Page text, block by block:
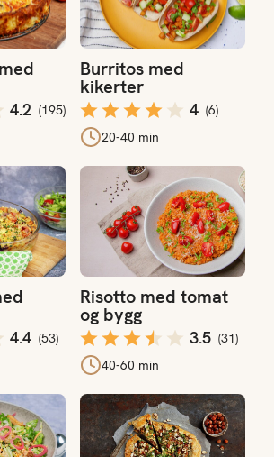
4.2 (195)
Burritos med
kikerter
4 (6)
20-40 min
4.4 (53)
Risotto med tomat
og bygg
3.5 (31)
40-60 min
Risotto med tomat og bygg
sprø kikerterSpinat- og soppai